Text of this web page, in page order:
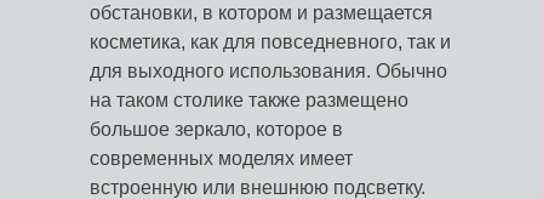
обстановки, в котором и размещается
косметика, как для повседневного, так и
для выходного использования. Обычно
на таком столике также размещено
большое зеркало, которое в
современных моделях имеет
встроенную или внешнюю подсветку.